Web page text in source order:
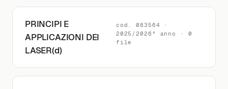
PRINCIPI E
APPLICAZIONI DEI
LASER(d)
cod. 083564 ·
2025/2026° anno · 0
file